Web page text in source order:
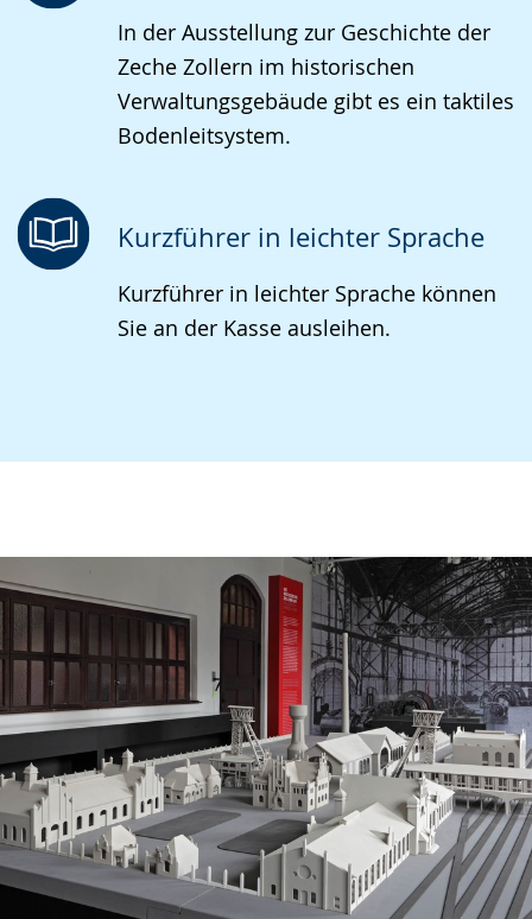
In der Ausstellung zur Geschichte der
Zeche Zollern im historischen
Verwaltungsgebäude gibt es ein taktiles
Bodenleitsystem.
Kurzführer in leichter Sprache
Kurzführer in leichter Sprache können
Sie an der Kasse ausleihen.